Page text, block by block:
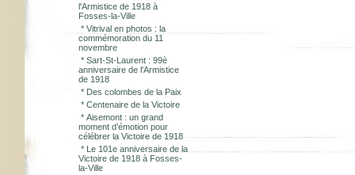
l'Armistice de 1918 à
Fosses-la-Ville
* Vitrival en photos : la
commémoration du 11
novembre
* Sart-St-Laurent : 99è
anniversaire de l'Armistice
de 1918
* Des colombes de la Paix
* Centenaire de la Victoire
* Aisemont : un grand
moment d’émotion pour
célébrer la Victoire de 1918
* Le 101e anniversaire de la
Victoire de 1918 à Fosses-
la-Ville